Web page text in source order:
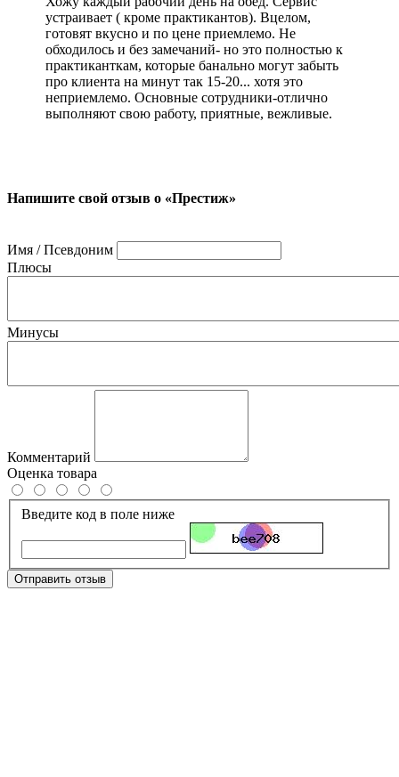
устраивает ( кроме практикантов). Вцелом,
готовят вкусно и по цене приемлемо. Не
обходилось и без замечаний- но это полностью к
практиканткам, которые банально могут забыть
про клиента на минут так 15-20... хотя это
неприемлемо. Основные сотрудники-отлично
выполняют свою работу, приятные, вежливые.
Напишите свой отзыв о «Престиж»
Имя / Псевдоним
Плюсы
Минусы
Комментарий
Оценка товара
Введите код в поле ниже
Отправить отзыв